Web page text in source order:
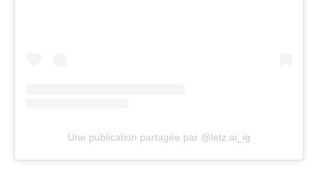
Une publication partagée par @letz.ai_ig